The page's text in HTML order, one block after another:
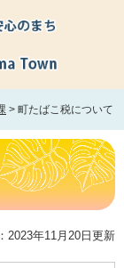
> 町たばこ税について
2023年11月20日更新